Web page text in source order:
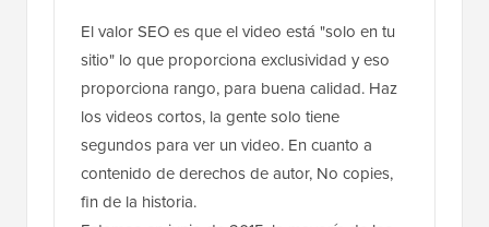
El valor SEO es que el video está "solo en tu
sitio" lo que proporciona exclusividad y eso
proporciona rango, para buena calidad. Haz
los videos cortos, la gente solo tiene
segundos para ver un video. En cuanto a
contenido de derechos de autor, No copies,
fin de la historia.